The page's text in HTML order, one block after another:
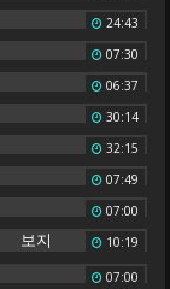
24:43
07:30
06:37
30:14
32:15
07:49
07:00
10:19
07:00